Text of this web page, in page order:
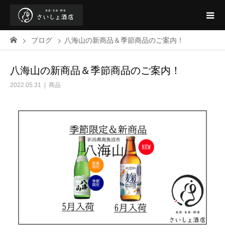
ブログ 八海山の新商品＆季節商品のご案内！
八海山の新商品＆季節商品のご案内！
2022.05.31 商品